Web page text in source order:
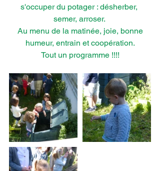
s'occuper du potager : désherber,
semer, arroser.
humeur, entrain et coopération.
Tout un programme !!!!